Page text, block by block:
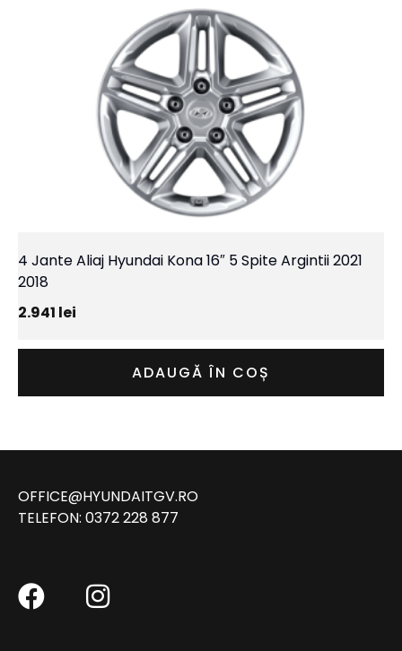
4 Jante Aliaj Hyundai Kona 16″ 5 Spite Argintii 2021
2018
2.941 lei
ADAUGĂ ÎN COȘ
OFFICE@HYUNDAITGV.RO
TELEFON: 0372 228 877